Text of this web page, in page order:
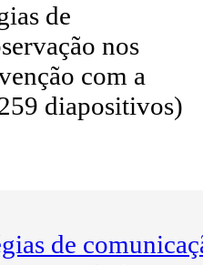
de
nos
com a
diapositivos)
de